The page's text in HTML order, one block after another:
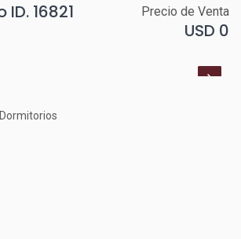
16821 Precio de Venta
USD 0